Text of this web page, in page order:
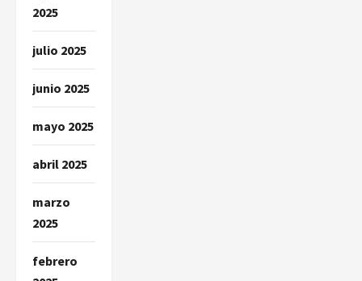
2025
julio 2025
junio 2025
mayo 2025
abril 2025
marzo
2025
febrero